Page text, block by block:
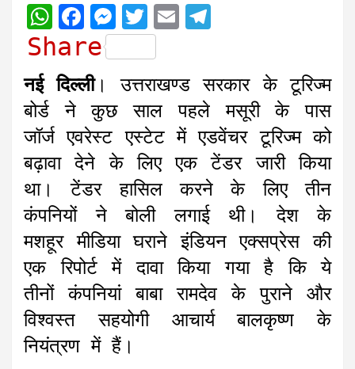
W
h
a
t
s
A
p
F
a
c
e
b
o
o
k
M
e
s
s
e
n
g
e
r
T
w
i
t
t
e
r
E
i
l
e
g
r
a
m
Share
नई दिल्ली। उत्तराखण्ड सरकार के टूरिज्म
बोर्ड ने कुछ साल पहले मसूरी के पास
जॉर्ज एवरेस्ट एस्टेट में एडवेंचर टूरिज्म को
बढ़ावा देने के लिए एक टेंडर जारी किया
था। टेंडर हासिल करने के लिए तीन
कंपनियों ने बोली लगाई थी। देश के
मशहूर मीडिया घराने इंडियन एक्सप्रेस की
एक रिपोर्ट में दावा किया गया है कि ये
तीनों कंपनियां बाबा रामदेव के पुराने और
विश्वस्त सहयोगी आचार्य बालकृष्ण के
नियंत्रण में हैं।